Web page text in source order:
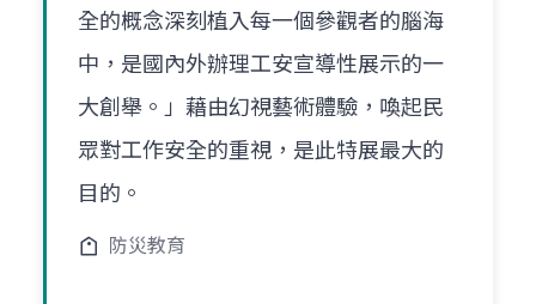
全的概念深刻植入每一個參觀者的腦海
中，是國內外辦理工安宣導性展示的一
大創舉。」藉由幻視藝術體驗，喚起民
眾對工作安全的重視，是此特展最大的
目的。
防災教育